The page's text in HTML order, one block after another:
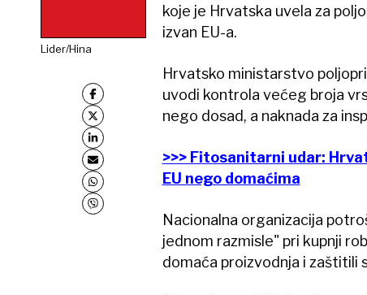
Lider/Hina
koje je Hrvatska uvela za
izvan EU-a.
Hrvatsko ministarstvo
uvodi kontrola većeg broja
nego dosad, a naknada za
>>> Fitosanitarni udar:
EU nego domaćima
Nacionalna organizacija
jednom razmisle" pri kupnji
domaća proizvodnja i zaštitili